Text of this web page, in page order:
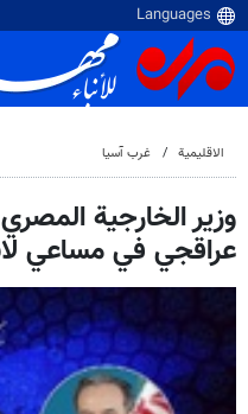
الاقلیمیة غرب آسیا
وزير الخارجية
عراقجي في مساعي